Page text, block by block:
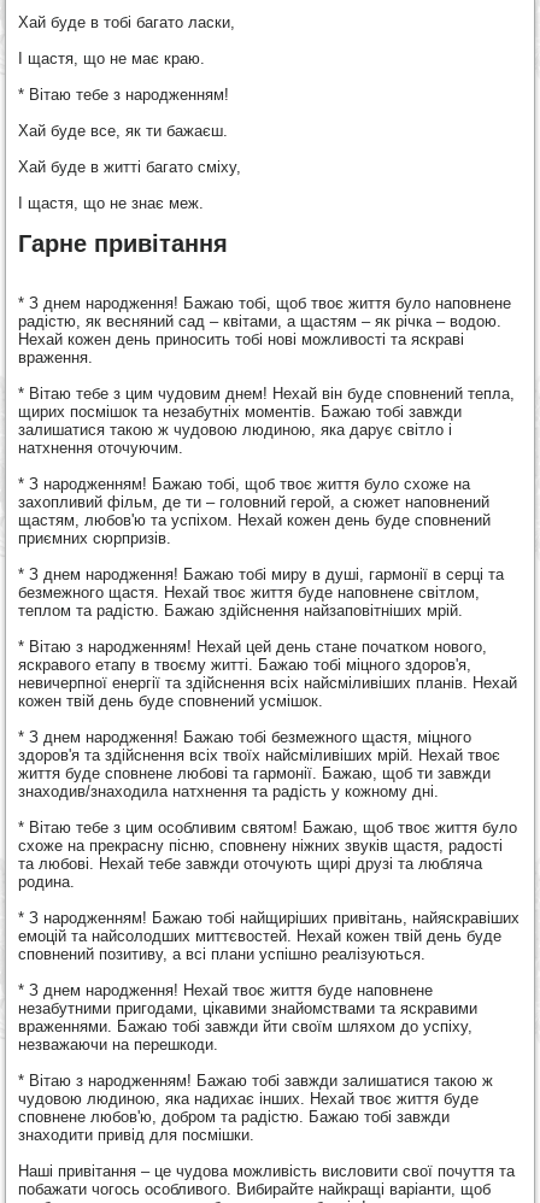
Хай буде в тобі багато ласки,
І щастя, що не має краю.
* Вітаю тебе з народженням!
Хай буде все, як ти бажаєш.
Хай буде в житті багато сміху,
І щастя, що не знає меж.
Гарне привітання
* З днем народження! Бажаю тобі, щоб твоє життя було наповнене
радістю, як весняний сад – квітами, а щастям – як річка – водою.
Нехай кожен день приносить тобі нові можливості та яскраві
враження.
* Вітаю тебе з цим чудовим днем! Нехай він буде сповнений тепла,
щирих посмішок та незабутніх моментів. Бажаю тобі завжди
залишатися такою ж чудовою людиною, яка дарує світло і
натхнення оточуючим.
* З народженням! Бажаю тобі, щоб твоє життя було схоже на
захопливий фільм, де ти – головний герой, а сюжет наповнений
щастям, любов'ю та успіхом. Нехай кожен день буде сповнений
приємних сюрпризів.
* З днем народження! Бажаю тобі миру в душі, гармонії в серці та
безмежного щастя. Нехай твоє життя буде наповнене світлом,
теплом та радістю. Бажаю здійснення найзаповітніших мрій.
* Вітаю з народженням! Нехай цей день стане початком нового,
яскравого етапу в твоєму житті. Бажаю тобі міцного здоров'я,
невичерпної енергії та здійснення всіх найсміливіших планів. Нехай
кожен твій день буде сповнений усмішок.
* З днем народження! Бажаю тобі безмежного щастя, міцного
здоров'я та здійснення всіх твоїх найсміливіших мрій. Нехай твоє
життя буде сповнене любові та гармонії. Бажаю, щоб ти завжди
знаходив/знаходила натхнення та радість у кожному дні.
* Вітаю тебе з цим особливим святом! Бажаю, щоб твоє життя було
схоже на прекрасну пісню, сповнену ніжних звуків щастя, радості
та любові. Нехай тебе завжди оточують щирі друзі та любляча
родина.
* З народженням! Бажаю тобі найщиріших привітань, найяскравіших
емоцій та найсолодших миттєвостей. Нехай кожен твій день буде
сповнений позитиву, а всі плани успішно реалізуються.
* З днем народження! Нехай твоє життя буде наповнене
незабутними пригодами, цікавими знайомствами та яскравими
враженнями. Бажаю тобі завжди йти своїм шляхом до успіху,
незважаючи на перешкоди.
* Вітаю з народженням! Бажаю тобі завжди залишатися такою ж
чудовою людиною, яка надихає інших. Нехай твоє життя буде
сповнене любов'ю, добром та радістю. Бажаю тобі завжди
знаходити привід для посмішки.
Наші привітання – це чудова можливість висловити свої почуття та
побажати чогось особливого. Вибирайте найкращі варіанти, щоб